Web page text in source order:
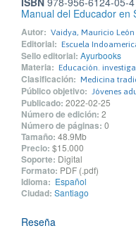
Manual del Educador en
Autor: Vaidya, Mauricio León
Editorial: Escuela
Sello editorial: Ayurbooks
Materia: Educación.
Clasificación: Medicina
Público objetivo: Jóvenes
Publicado: 2022-02-25
Número de edición: 2
Número de páginas: 0
Tamaño: 48.9Mb
Precio: $15.000
Soporte: Digital
Formato: PDF (.pdf)
Idioma: Español
Ciudad: Santiago
Reseña